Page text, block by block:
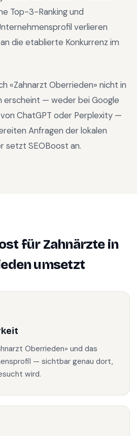
Top-3-Ranking und
verlieren
die etablierte Konkurrenz im
«Zahnarzt Oberrieden» nicht in
erscheint — weder bei Google
ChatGPT oder Perplexity —
Anfragen der lokalen
setzt SEOBoost an.
fürZahnärztein
umsetzt
Oberrieden» und das
— sichtbar genau dort,
wird.